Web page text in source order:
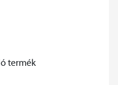
termék